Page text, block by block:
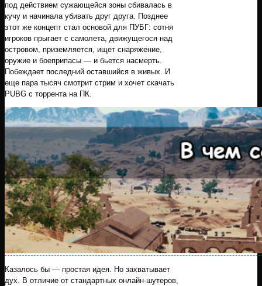
под действием сужающейся зоны сбивалась в
кучу и начинала убивать друг друга. Позднее
этот же концепт стал основой для ПУБГ: сотня
игроков прыгает с самолета, движущегося над
островом, приземляется, ищет снаряжение,
оружие и боеприпасы — и бьется насмерть.
Побеждает последний оставшийся в живых. И
еще пара тысяч смотрит стрим и хочет скачать
PUBG с торрента на ПК.
Казалось бы — простая идея. Но захватывает
дух. В отличие от стандартных онлайн-шутеров,